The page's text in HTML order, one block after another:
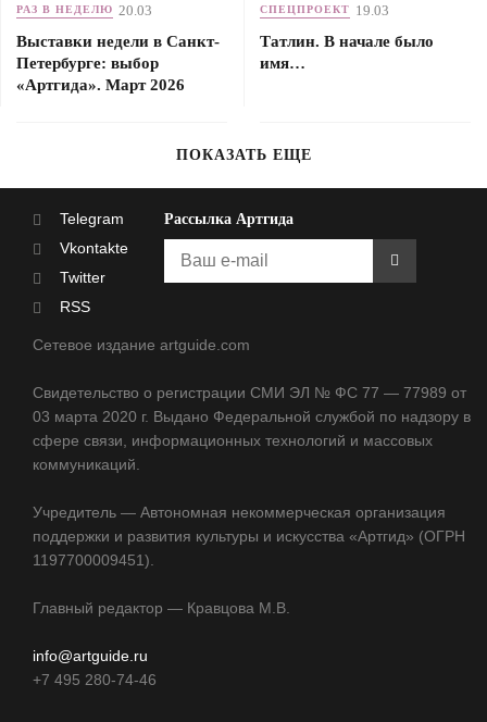
РАЗ В НЕДЕЛЮ 20.03
Выставки недели в Санкт-
Петербурге: выбор
«Артгида». Март 2026
СПЕЦПРОЕКТ 19.03
Татлин. В начале было
имя…
ПОКАЗАТЬ ЕЩЕ
Telegram
Vkontakte
Twitter
RSS
Рассылка Артгида
Сетевое издание artguide.com
Свидетельство о регистрации СМИ ЭЛ № ФС 77 — 77989 от
03 марта 2020 г. Выдано Федеральной службой по надзору в
сфере связи, информационных технологий и массовых
коммуникаций.
Учредитель — Автономная некоммерческая организация
поддержки и развития культуры и искусства «Артгид» (ОГРН
1197700009451).
Главный редактор — Кравцова М.В.
info@artguide.ru
+7 495 280-74-46